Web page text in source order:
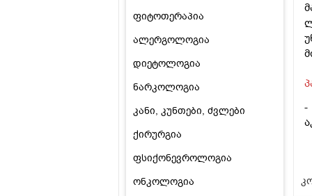
ფიტოთერაპია
ალერგოლოგია
დიეტოლოგია
ნარკოლოგია
კანი, კუნთები, ძვლები
ქირურგია
ფსიქონევროლოგია
ონკოლოგია
-